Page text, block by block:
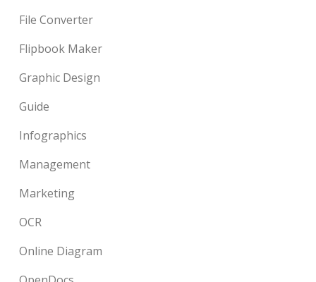
File Converter
Flipbook Maker
Graphic Design
Guide
Infographics
Management
Marketing
OCR
Online Diagram